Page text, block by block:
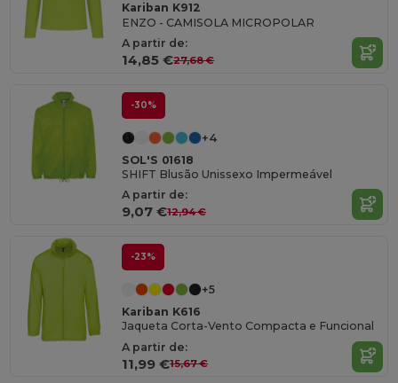
Kariban K912
ENZO - CAMISOLA MICROPOLAR
A partir de:
14,85 €27,68 €
-30%
+4
SOL'S 01618
SHIFT Blusão Unissexo Impermeável
A partir de:
9,07 €12,94 €
-23%
+5
Kariban K616
Jaqueta Corta-Vento Compacta e Funcional
A partir de:
11,99 €15,67 €